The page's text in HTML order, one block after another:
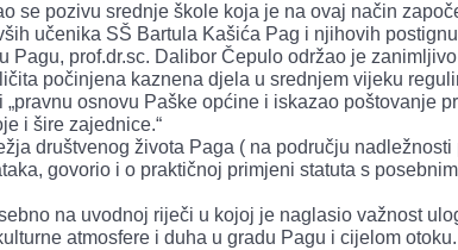
se pozivu srednje škole koja je na ovaj način
učenika SŠ Bartula Kašića Pag i njihovih
Pagu, prof.dr.sc. Dalibor Čepulo održao je
počinjena kaznena djela u srednjem vijeku
osnovu Paške općine i iskazao poštovanje
i šire zajednice.“
društvenog života Paga ( na području
govorio i o praktičnoj primjeni statuta s
na uvodnoj riječi u kojoj je naglasio važnost
atmosfere i duha u gradu Pagu i cijelom otoku.